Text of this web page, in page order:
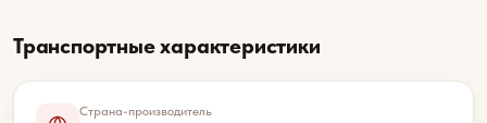
Транспортные характеристики
Страна-производитель